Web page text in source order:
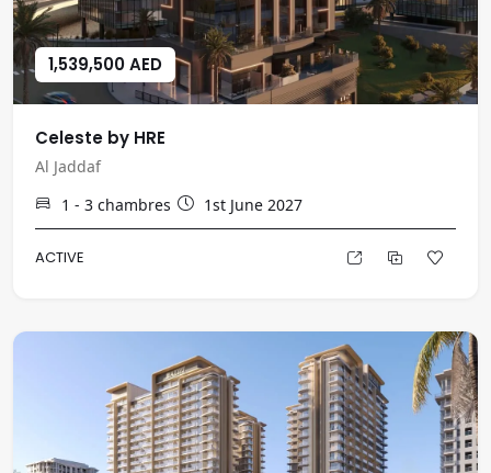
1,539,500 AED
Celeste by HRE
Al Jaddaf
1 - 3 chambres 1st June 2027
ACTIVE